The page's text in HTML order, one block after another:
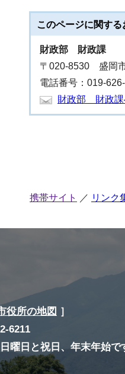
このページに関する
財政部 財政課
〒020-8530 盛岡
電話番号：019-
財政部 財政課
携帯サイト リンク
役所の地図 ］
6211
曜日と祝日、年末年始で